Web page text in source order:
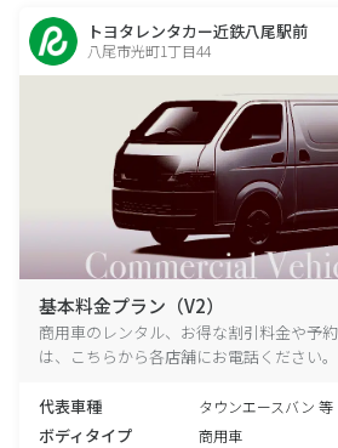
トヨタレンタカー近鉄八尾駅前
八尾市光町1丁目44
基本料金プラン（V2）
商用車のレンタル、お得な割引料金や予
は、こちらから各店舗にお電話ください。
代表車種 タウンエースバン 等
ボディタイプ 商用車